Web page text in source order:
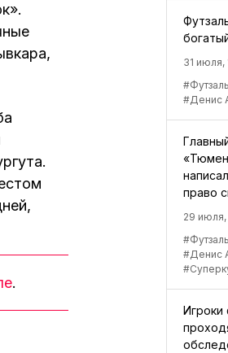
.
31 июля,
#Денис
право
29 июля,
#Денис
Игроки